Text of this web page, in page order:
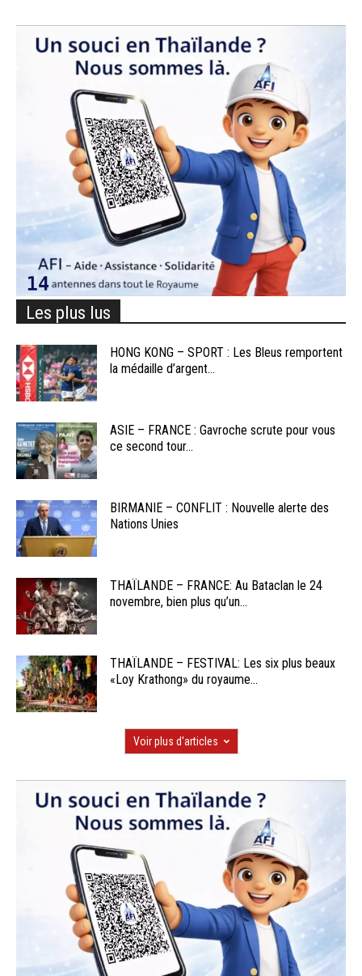
Les plus lus
HONG KONG – SPORT : Les Bleus remportent
la médaille d’argent...
ASIE – FRANCE : Gavroche scrute pour vous
ce second tour...
BIRMANIE – CONFLIT : Nouvelle alerte des
Nations Unies
THAÏLANDE – FRANCE: Au Bataclan le 24
novembre, bien plus qu’un...
THAÏLANDE – FESTIVAL: Les six plus beaux
«Loy Krathong» du royaume...
Voir plus d'articles